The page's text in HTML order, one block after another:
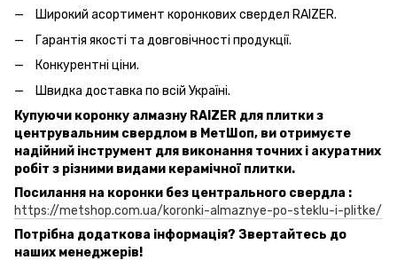
Широкий асортимент коронкових свердел RAIZER.
Гарантія якості та довговічності продукції.
Конкурентні ціни.
Швидка доставка по всій Україні.
Купуючи коронку алмазну RAIZER для плитки з
центрувальним свердлом в МетШоп, ви отримуєте
надійний інструмент для виконання точних і акуратних
робіт з різними видами керамічної плитки.
Посилання на коронки без центрального свердла :
https://metshop.com.ua/koronki-almaznye-po-steklu-i-plitke/
Потрібна додаткова інформація? Звертайтесь до
наших менеджерів!